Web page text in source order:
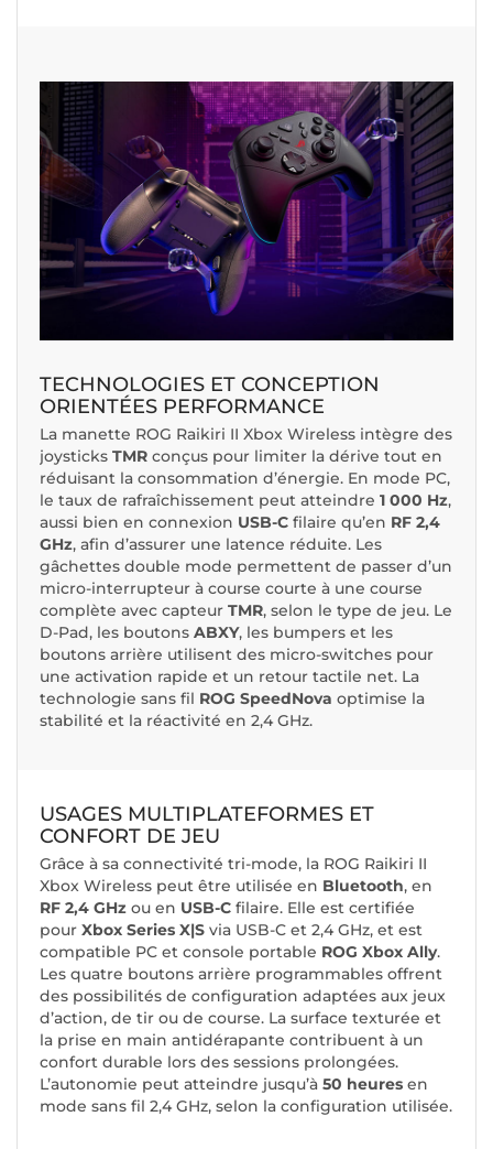
TECHNOLOGIES ET CONCEPTION
ORIENTÉES PERFORMANCE
La manette ROG Raikiri II Xbox Wireless intègre des
joysticks TMR conçus pour limiter la dérive tout en
réduisant la consommation d’énergie. En mode PC,
le taux de rafraîchissement peut atteindre 1 000 Hz,
aussi bien en connexion USB-C filaire qu’en RF 2,4
GHz, afin d’assurer une latence réduite. Les
gâchettes double mode permettent de passer d’un
micro-interrupteur à course courte à une course
complète avec capteur TMR, selon le type de jeu. Le
D-Pad, les boutons ABXY, les bumpers et les
boutons arrière utilisent des micro-switches pour
une activation rapide et un retour tactile net. La
technologie sans fil ROG SpeedNova optimise la
stabilité et la réactivité en 2,4 GHz.
USAGES MULTIPLATEFORMES ET
CONFORT DE JEU
Grâce à sa connectivité tri-mode, la ROG Raikiri II
Xbox Wireless peut être utilisée en Bluetooth, en
RF 2,4 GHz ou en USB-C filaire. Elle est certifiée
pour Xbox Series X|S via USB-C et 2,4 GHz, et est
compatible PC et console portable ROG Xbox Ally.
Les quatre boutons arrière programmables offrent
des possibilités de configuration adaptées aux jeux
d’action, de tir ou de course. La surface texturée et
la prise en main antidérapante contribuent à un
confort durable lors des sessions prolongées.
L’autonomie peut atteindre jusqu’à 50 heures en
mode sans fil 2,4 GHz, selon la configuration utilisée.